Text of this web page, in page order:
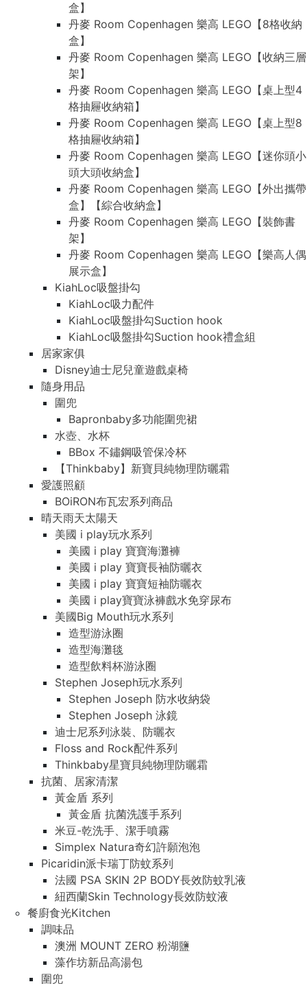
盒】
丹麥 Room Copenhagen 樂高 LEGO【8格收納
盒】
丹麥 Room Copenhagen 樂高 LEGO【收納三層
架】
丹麥 Room Copenhagen 樂高 LEGO【桌上型4
格抽屜收納箱】
丹麥 Room Copenhagen 樂高 LEGO【桌上型8
格抽屜收納箱】
丹麥 Room Copenhagen 樂高 LEGO【迷你頭小
頭大頭收納盒】
丹麥 Room Copenhagen 樂高 LEGO【外出攜帶
盒】【綜合收納盒】
丹麥 Room Copenhagen 樂高 LEGO【裝飾書
架】
丹麥 Room Copenhagen 樂高 LEGO【樂高人偶
展示盒】
KiahLoc吸盤掛勾
KiahLoc吸力配件
KiahLoc吸盤掛勾Suction hook
KiahLoc吸盤掛勾Suction hook禮盒組
居家家俱
Disney迪士尼兒童遊戲桌椅
隨身用品
圍兜
Bapronbaby多功能圍兜裙
水壺、水杯
BBox 不鏽鋼吸管保冷杯
【Thinkbaby】新寶貝純物理防曬霜
愛護照顧
BOiRON布瓦宏系列商品
晴天雨天太陽天
美國 i play玩水系列
美國 i play 寶寶海灘褲
美國 i play 寶寶長袖防曬衣
美國 i play 寶寶短袖防曬衣
美國 i play寶寶泳褲戲水免穿尿布
美國Big Mouth玩水系列
造型游泳圈
造型海灘毯
造型飲料杯游泳圈
Stephen Joseph玩水系列
Stephen Joseph 防水收納袋
Stephen Joseph 泳鏡
迪士尼系列泳裝、防曬衣
Floss and Rock配件系列
Thinkbaby星寶貝純物理防曬霜
抗菌、居家清潔
黃金盾 系列
黃金盾 抗菌洗護手系列
米豆-乾洗手、潔手噴霧
Simplex Natura奇幻許願泡泡
Picaridin派卡瑞丁防蚊系列
法國 PSA SKIN 2P BODY長效防蚊乳液
紐西蘭Skin Technology長效防蚊液
餐廚食光Kitchen
調味品
澳洲 MOUNT ZERO 粉湖鹽
藻作坊新品高湯包
圍兜